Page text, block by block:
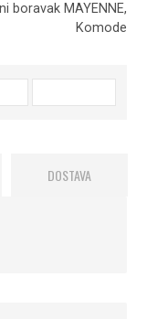
boravak MAYENNE,
Komode
DOSTAVA